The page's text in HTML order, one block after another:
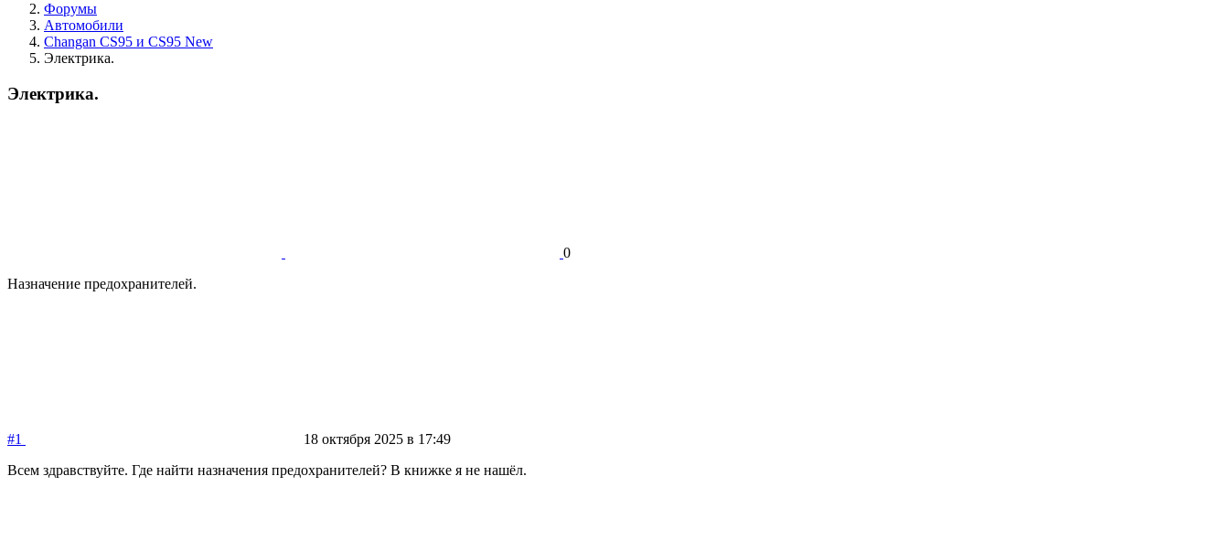
Форумы
Автомобили
Changan CS95 и CS95 New
Электрика.
Электрика.
0
Назначение предохранителей.
#1
18 октября 2025 в 17:49
Всем здравствуйте. Где найти назначения предохранителей? В книжке я не нашёл.